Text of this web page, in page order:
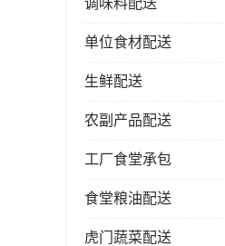
调味料配送
单位食材配送
生鲜配送
农副产品配送
工厂食堂承包
食堂粮油配送
虎门蔬菜配送